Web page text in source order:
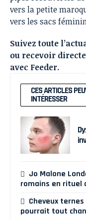
vers la petite
vers les sacs
Suivez toute
ou recevoir
avec Feeder.
CES ARTICLES
INTÉRESSER
Jo Malone
romains en rituel
Cheveux
pourrait tout